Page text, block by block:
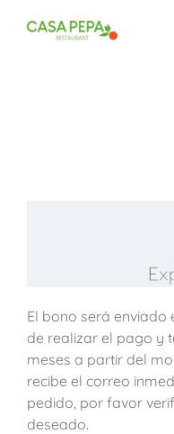
El bono será enviado
de realizar el pago y
meses a partir del
recibe el correo
pedido, por favor
deseado.